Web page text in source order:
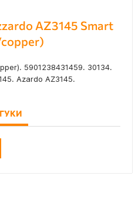
AZ3145 Smart
5901238431459. 30134.
Azardo AZ3145.